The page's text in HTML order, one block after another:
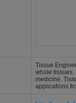
Tissue
whole tissues.
medicine.
applications